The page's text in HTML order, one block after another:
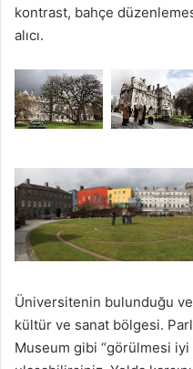
kontrast, bahçe
alıcı.
Üniversitenin bulunduğu
kültür ve sanat bölgesi.
Museum gibi “görülmesi